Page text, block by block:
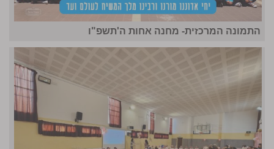
התמונה המרכזית- מחנה אחות ה'תשפ"ו